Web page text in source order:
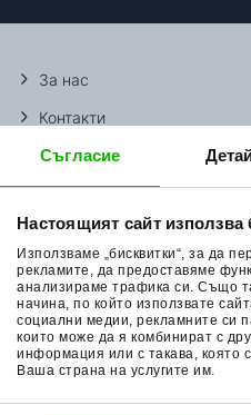
Съгласие
Настоящият сайт използва
Използваме „бисквитки“, за да
рекламите, да предоставяме
анализираме трафика си. Също
начина, по който използвате
социални медии, рекламните си
които може да я комбинират с
информация или с такава, която
Ваша страна на услугите им.
За нас
Контакти
Методи доставка
Начини плащане
Връщане на стока
Общи условия
Поверителност
Политика за бисквитки